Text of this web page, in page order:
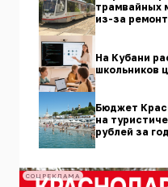
трамвайных
из-за
На Кубани
школьников
Бюджет
на
рублей за год
СОЦРЕКЛАМА